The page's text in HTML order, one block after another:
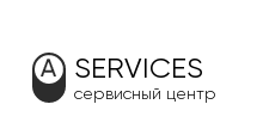
SERVICES
сервисный центр